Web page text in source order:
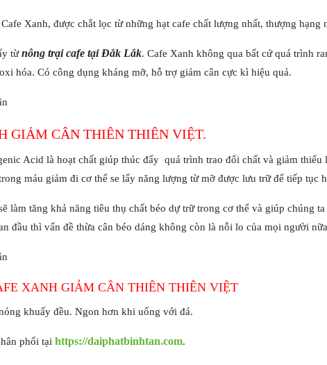
Xanh, được chắt lọc từ những hạt cafe chất lượng nhất, thượng hạng
từnông trại cafe tại Đắk Lắk. Cafe Xanh không qua bất cứ quá trình
hóa. Có công dụng kháng mỡ, hỗ trợ giảm cân cực kì hiệu quả.
GIẢM CÂN THIÊN THIÊN VIỆT.
Acid là hoạt chất giúp thúc đẩy quá trình trao đổi chất và giảm thiểu
máu giảm đi cơ thể se lấy năng lượng từ mỡ được lưu trữ để tiếp tục
làm tăng khả năng tiêu thụ chất béo dự trữ trong cơ thể và giúp chúng
đầu thì vấn đề thừa cân béo dáng không còn là nỗi lo của mọi người
XANH GIẢM CÂN THIÊN THIÊN VIỆT
khuấy đều. Ngon hơn khi uống với đá.
phối tại https://daiphatbinhtan.com.